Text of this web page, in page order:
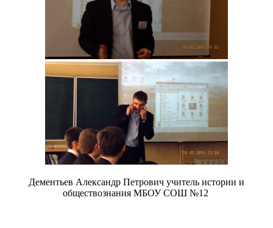
Дементьев Александр Петрович учитель истории и
обществознания МБОУ СОШ №12